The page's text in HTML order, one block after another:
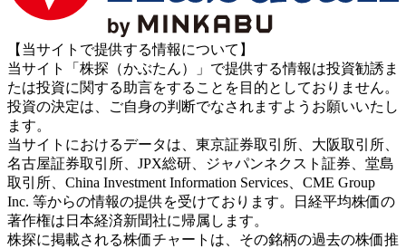
【当サイトで提供する情報について】
当サイト「株探（かぶたん）」で提供する情報は投資勧誘ま
たは投資に関する助言をすることを目的としておりません。
投資の決定は、ご自身の判断でなされますようお願いいたし
ます。
当サイトにおけるデータは、東京証券取引所、大阪取引所、
名古屋証券取引所、JPX総研、ジャパンネクスト証券、堂島
取引所、China Investment Information Services、CME Group
Inc. 等からの情報の提供を受けております。日経平均株価の
著作権は日本経済新聞社に帰属します。
株探に掲載される株価チャートは、その銘柄の過去の株価推